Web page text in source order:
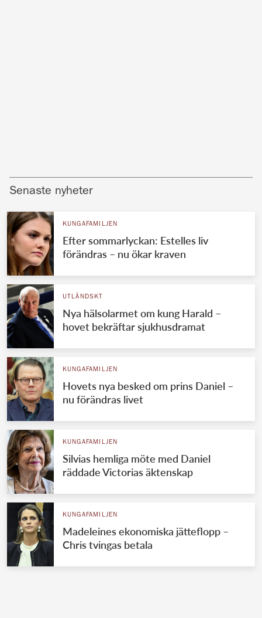
Senaste nyheter
KUNGAFAMILJEN
Efter sommarlyckan: Estelles liv
förändras – nu ökar kraven
UTLÄNDSKT
Nya hälsolarmet om kung Harald –
hovet bekräftar sjukhusdramat
KUNGAFAMILJEN
Hovets nya besked om prins Daniel –
nu förändras livet
KUNGAFAMILJEN
Silvias hemliga möte med Daniel
räddade Victorias äktenskap
KUNGAFAMILJEN
Madeleines ekonomiska jätteflopp –
Chris tvingas betala